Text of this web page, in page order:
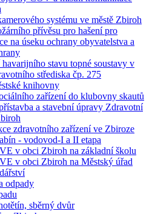
systému ve městě Zbiroh
přívěsu pro hašení pro
na úseku ochrany obyvatelstva a
havarijního stavu topné soustavy v
střediska čp. 275
knihovny
zařízení do klubovny skautů
a stavební úpravy Zdravotní
zdravotního zařízení ve Zbiroze
- vodovod-I a II etapa
v obci Zbiroh na základní školu
v obci Zbiroh na Městský úřad
odpady
sběrný dvůr